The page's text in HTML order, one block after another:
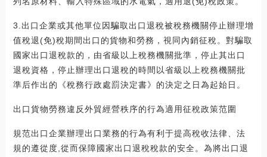
3.出口企業或其他單位因騙取出口退稅被稅務機關停止辦理增
值稅退(免)稅期間出口的貨物和勞務，視同內銷征稅。對騙取
國家出口退稅款的，由省級以上稅務機關批準，停止其出口
退稅資格，停止辦理出口退稅的時間以省級以上稅務機關批
準后作出的《稅務行政處罰決定書》的決定之日為起始日。
出口貨物勞務違反外貿經營秩序的行為適用征稅政策范圍
規范出口企業辦理出口業務的行為有利于提高稅收法律、法
規的遵從度,從而保障國家出口退稅稅款的安全。為將出口退